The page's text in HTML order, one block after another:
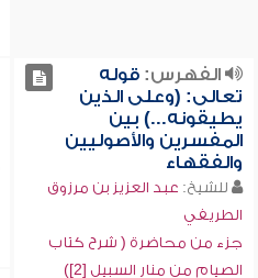
الفهرس:قوله
تعالى: (وعلى الذين
يطيقونه...) بين
المفسرين والأصوليين
والفقهاء
للشيخ: عبد العزيز بن مرزوق
الطريفي
جزء من محاضرة ( شرح كتاب
الصيام من منار السبيل [2])